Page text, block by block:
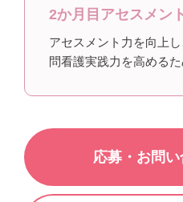
2か月目アセスメン
アセスメント力を向上
問看護実践力を高める
応募・お問